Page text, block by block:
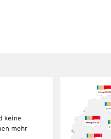
keine
mehr